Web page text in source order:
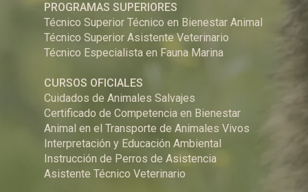
PROGRAMAS SUPERIORES
Técnico Superior Técnico en Bienestar Animal
Técnico Superior Asistente Veterinario
Técnico Especialista en Fauna Marina
CURSOS OFICIALES
Cuidados de Animales Salvajes
Certificado de Competencia en Bienestar
Animal en el Transporte de Animales Vivos
Interpretación y Educación Ambiental
Instrucción de Perros de Asistencia
Asistente Técnico Veterinario